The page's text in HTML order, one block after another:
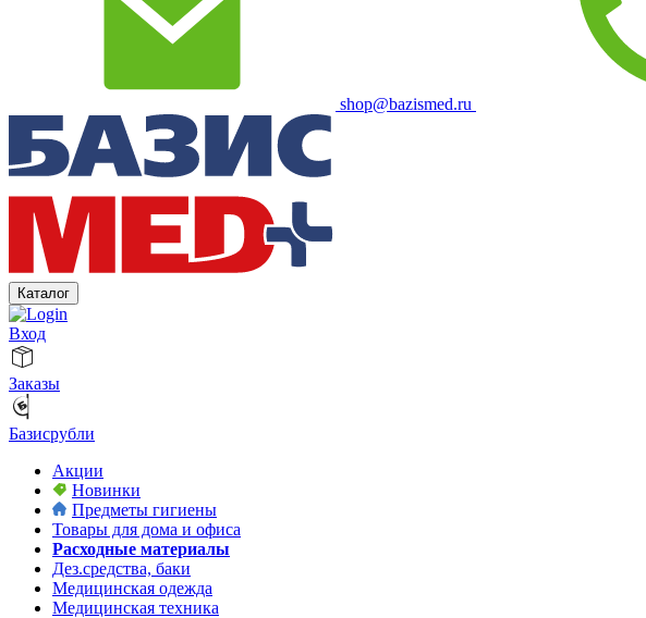
shop@bazismed.ru
Каталог
Вход
Заказы
Базисрубли
Акции
Новинки
Предметы гигиены
Товары для дома и офиса
Расходные материалы
Дез.средства, баки
Медицинская одежда
Медицинская техника